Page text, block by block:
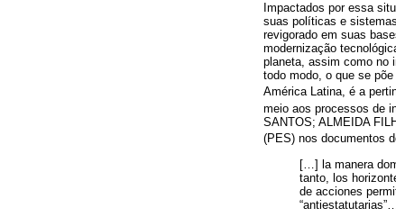
Impactados por essa
suas políticas e
revigorado em suas
modernização
planeta, assim como no
todo modo, o que se
América Latina, é a
meio aos processos de
SANTOS; ALMEIDA
(PES) nos documentos
[…] la manera
tanto, los
de acciones